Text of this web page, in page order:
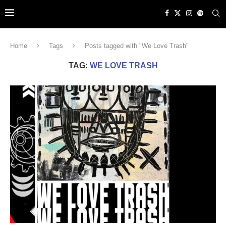
Home Tags Posts tagged with "We Love Trash"
TAG: WE LOVE TRASH